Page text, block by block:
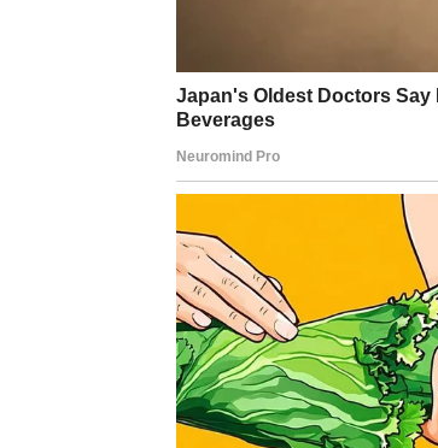
Jedna priča dolazi do svog
Iako vam to možda sada
Kraj otvara vrata
Pred vama su veoma zanimljivi
RAK
Rakovima karma donosi
Neko ili nešto što vas je dugo